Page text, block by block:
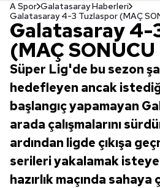
A Spor Galatasaray Haberleri
Galatasaray 4-3 Tuzlaspor (MAÇ
Galatasaray 4-
(MAÇ
Süper Lig'de bu sezon
hedefleyen ancak
başlangıç yapamayan
arada çalışmalarını
ardından ligde çıkışa
serileri yakalamak
hazırlık maçında